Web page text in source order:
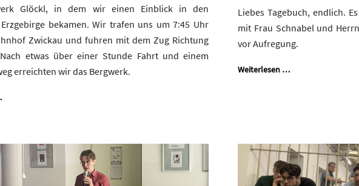
Glöckl, in dem wir einen Einblick in den
bekamen. Wir trafen uns um 7:45 Uhr
Zwickau und fuhren mit dem Zug Richtung
etwas über einer Stunde Fahrt und einem
erreichten wir das Bergwerk.
Liebes Tagebuch, endlich.
mit Frau Schnabel und
vor Aufregung.
Weiterlesen …